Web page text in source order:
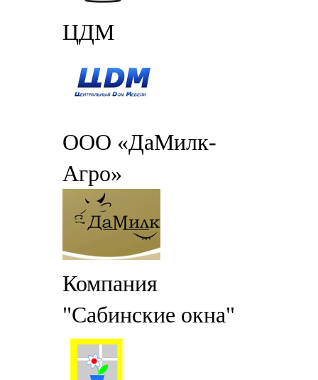
ЦДМ
ООО «ДаМилк-
Агро»
Компания
"Сабинские окна"